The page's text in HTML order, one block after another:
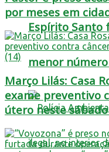
Espírito Santo
menor
por meses em
Março Lilás: Casa
exame preventivo
útero neste sábado